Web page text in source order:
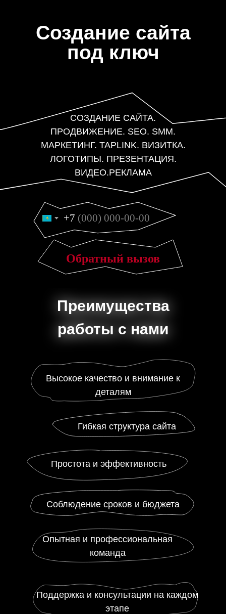
Создание сайта
под ключ
СОЗДАНИЕ САЙТА.
ПРОДВИЖЕНИЕ. SEO. SMM.
МАРКЕТИНГ. TAPLINK. ВИЗИТКА.
ЛОГОТИПЫ. ПРЕЗЕНТАЦИЯ.
ВИДЕО.РЕКЛАМА
+7
Обратный вызов
Преимущества
работы с нами
Высокое качество и внимание к
деталям
Гибкая структура сайта
Простота и эффективность
Соблюдение сроков и бюджета
Опытная и профессиональная
команда
Поддержка и консультации на каждом
этапе
Преимущества
работы с нами